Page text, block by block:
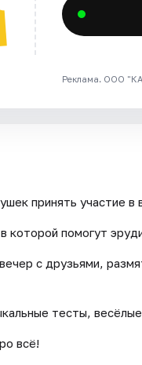
Реклама. ООО
принять участие в
которой помогут
с друзьями,
тесты,
всё!